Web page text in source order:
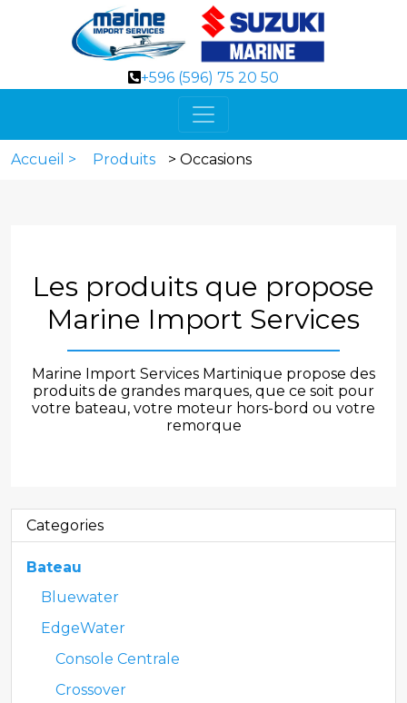
+596 (596) 75 20 50
Accueil > Produits > Occasions
Les produits que propose
Marine Import Services
Marine Import Services Martinique propose des
produits de grandes marques, que ce soit pour
votre bateau, votre moteur hors-bord ou votre
remorque
Categories
Bateau
Bluewater
EdgeWater
Console Centrale
Crossover